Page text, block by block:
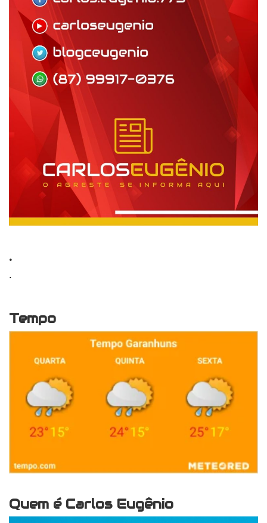
.
.
Tempo
Quem é Carlos Eugênio